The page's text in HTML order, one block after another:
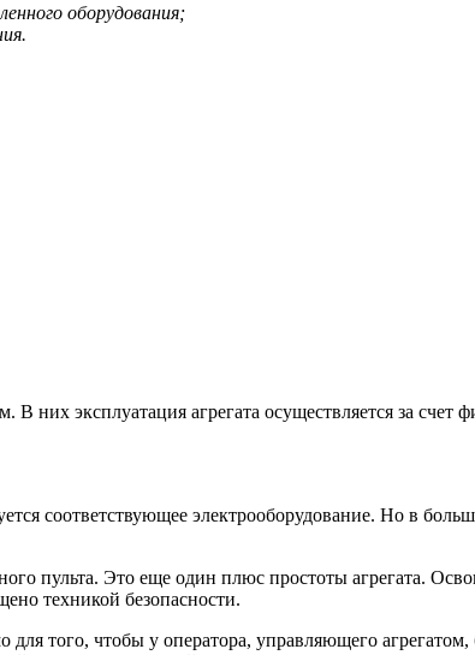
оборудования;
эксплуатация агрегата осуществляется за счет
соответствующее электрооборудование. Но в
пульта. Это еще один плюс простоты агрегата.
техникой безопасности.
того, чтобы у оператора, управляющего